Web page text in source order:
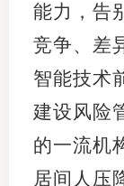
能力，告
竞争、差
智能技术
建设风险
的一流机
居间人压